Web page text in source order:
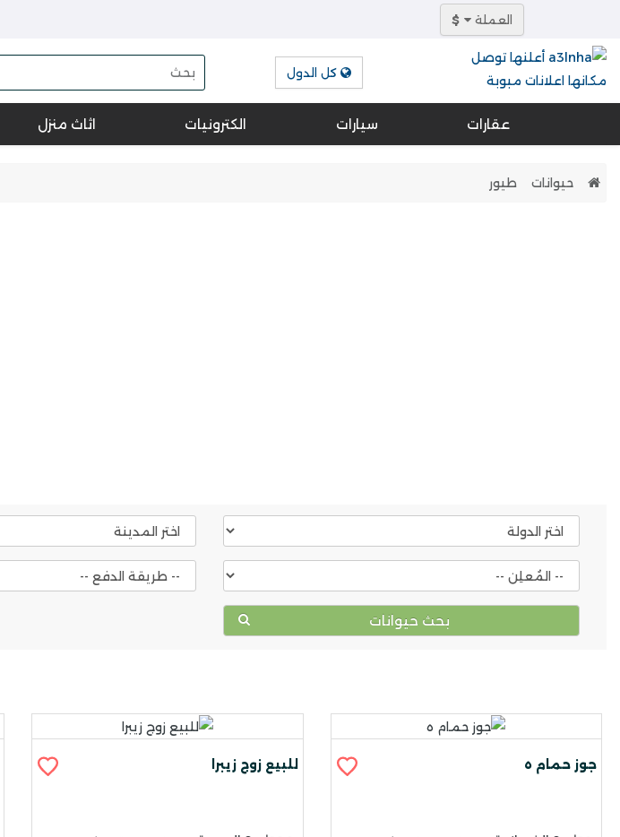
$ العملة
كل الدول
عقارات سيارات الكترونيات اثاث منزل
حيوانات طيور
بحث حيوانات
جوز حمام ه للبيع زوج زيبرا